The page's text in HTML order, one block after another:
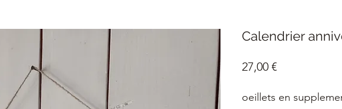
Calendrier
27,00 €Prix
oeillets en